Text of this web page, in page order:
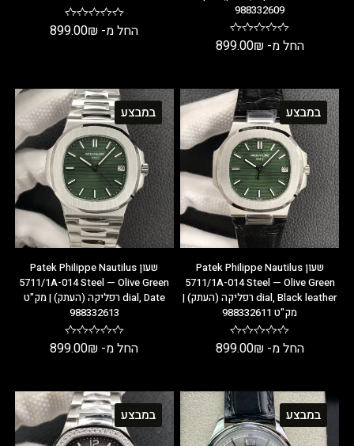
988332609
החל מ- 899.00₪
החל מ- 899.00₪
במבצע
שעון Patek Philippe Nautilus
5711/1A-014 Steel — Olive Green
dial, Black leather רפליקה (העתק) |
מק"ט 988332611
החל מ- 899.00₪
במבצע
שעון Patek Philippe Nautilus
5711/1A-014 Steel — Olive Green
dial, Date רפליקה (העתק) | מק"ט
988332613
החל מ- 899.00₪
במבצע במבצע